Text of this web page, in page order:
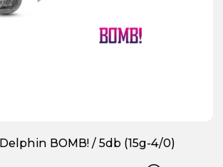
BOMB! / 5db (15g-4/0)